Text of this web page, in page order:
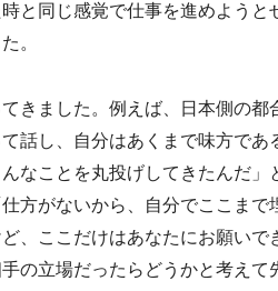
と同じ感覚で仕事を進めようと
。
きました。例えば、日本側の都
話し、自分はあくまで味方であ
なことを丸投げしてきたんだ」
方がないから、自分でここまで
、ここだけはあなたにお願いで
の立場だったらどうかと考えて